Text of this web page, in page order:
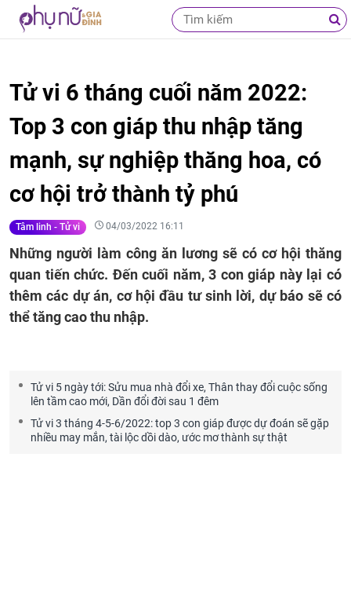
Tử vi 6 tháng cuối năm 2022:
Top 3 con giáp thu nhập tăng
mạnh, sự nghiệp thăng hoa, có
cơ hội trở thành tỷ phú
Tâm linh - Tử vi 04/03/2022 16:11
Những người làm công ăn lương sẽ có cơ hội thăng
quan tiến chức. Đến cuối năm, 3 con giáp này lại có
thêm các dự án, cơ hội đầu tư sinh lời, dự báo sẽ có
thể tăng cao thu nhập.
Tử vi 5 ngày tới: Sửu mua nhà đổi xe, Thân thay đổi cuộc sống
lên tầm cao mới, Dần đổi đời sau 1 đêm
Tử vi 3 tháng 4-5-6/2022: top 3 con giáp được dự đoán sẽ gặp
nhiều may mắn, tài lộc dồi dào, ước mơ thành sự thật